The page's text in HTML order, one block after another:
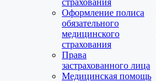
страхования
Оформление полиса
обязательного
медицинского
страхования
Права
застрахованного лица
Медицинская помощь